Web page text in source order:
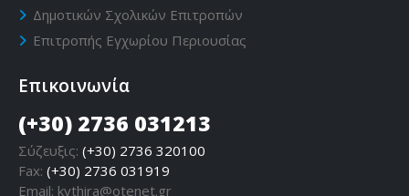
Δημοτικών Σχολικών Επιτροπών
Επιτροπής Εγχωρίου Περιουσίας
Επικοινωνία
(+30) 2736 031213
Σύζευξις: (+30) 2736 320100
Fax: (+30) 2736 031919
Email: kythira@otenet.gr